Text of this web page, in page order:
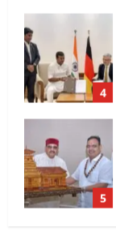
5
1